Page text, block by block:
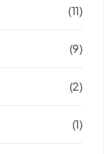
(11)
(9)
(2)
(1)